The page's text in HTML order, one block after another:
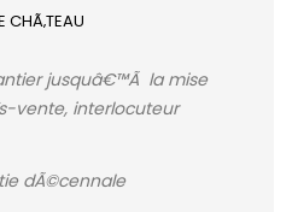
CHÃ‚TEAU
jusquâ€™Ã la mise
vente, interlocuteur
dÃ©cennale